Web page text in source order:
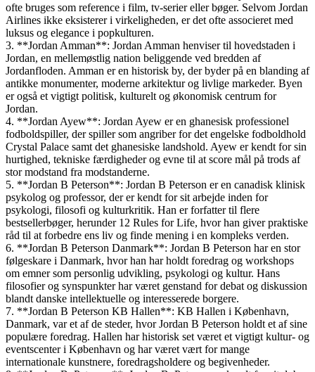
ofte bruges som reference i film, tv-serier eller bøger. Selvom Jordan
Airlines ikke eksisterer i virkeligheden, er det ofte associeret med
luksus og elegance i popkulturen.
3. **Jordan Amman**: Jordan Amman henviser til hovedstaden i
Jordan, en mellemøstlig nation beliggende ved bredden af
Jordanfloden. Amman er en historisk by, der byder på en blanding af
antikke monumenter, moderne arkitektur og livlige markeder. Byen
er også et vigtigt politisk, kulturelt og økonomisk centrum for
Jordan.
4. **Jordan Ayew**: Jordan Ayew er en ghanesisk professionel
fodboldspiller, der spiller som angriber for det engelske fodboldhold
Crystal Palace samt det ghanesiske landshold. Ayew er kendt for sin
hurtighed, tekniske færdigheder og evne til at score mål på trods af
stor modstand fra modstanderne.
5. **Jordan B Peterson**: Jordan B Peterson er en canadisk klinisk
psykolog og professor, der er kendt for sit arbejde inden for
psykologi, filosofi og kulturkritik. Han er forfatter til flere
bestsellerbøger, herunder 12 Rules for Life, hvor han giver praktiske
råd til at forbedre ens liv og finde mening i en kompleks verden.
6. **Jordan B Peterson Danmark**: Jordan B Peterson har en stor
følgeskare i Danmark, hvor han har holdt foredrag og workshops
om emner som personlig udvikling, psykologi og kultur. Hans
filosofier og synspunkter har været genstand for debat og diskussion
blandt danske intellektuelle og interesserede borgere.
7. **Jordan B Peterson KB Hallen**: KB Hallen i København,
Danmark, var et af de steder, hvor Jordan B Peterson holdt et af sine
populære foredrag. Hallen har historisk set været et vigtigt kultur- og
eventscenter i København og har været vært for mange
internationale kunstnere, foredragsholdere og begivenheder.